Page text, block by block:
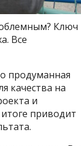
Ключ
Все
продуманная
качества на
и
приводит